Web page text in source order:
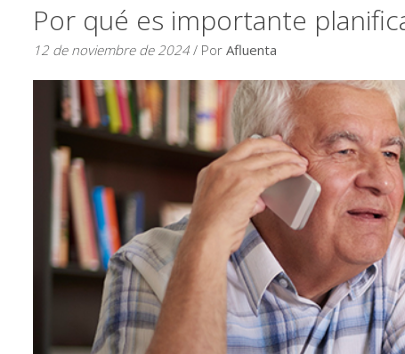
Por qué es importante
12 de noviembre de 2024 / Por Afluenta